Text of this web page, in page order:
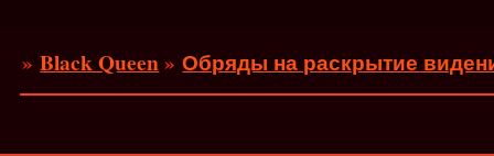
»Black Queen»Обряды на раскрытие